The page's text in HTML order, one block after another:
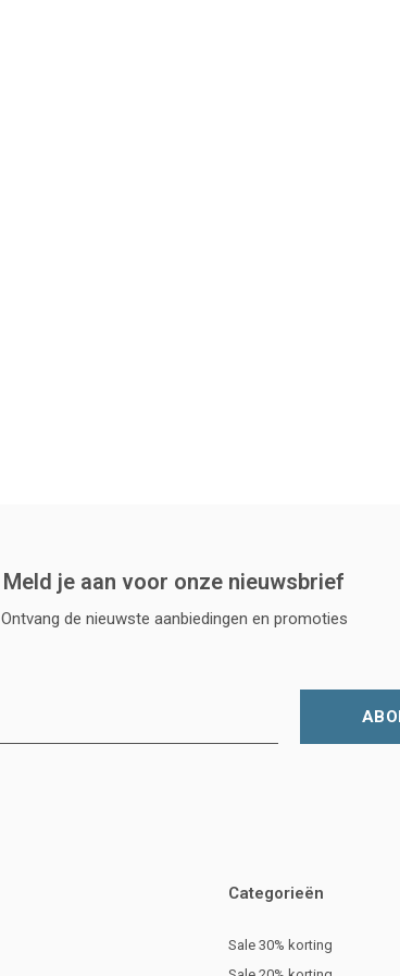
Meld je aan voor onze nieuwsbrief
Ontvang de nieuwste aanbiedingen en promoties
Categorieën
Sale 30% korting